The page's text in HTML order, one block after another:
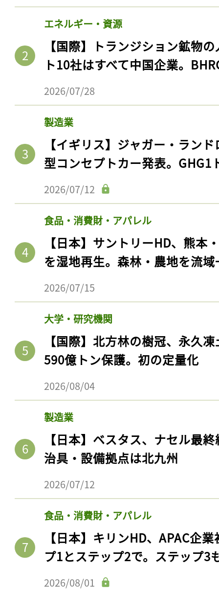
エネルギー・資源
【国際】トランジション鉱物
ト10社はすべて中国企業。
2026/07/28
製造業
【イギリス】ジャガー・ラン
型コンセプトカー発表。GHG1
2026/07/12
食品・消費財・アパレル
【日本】サントリーHD、熊本
を湿地再生。森林・農地を流
2026/07/15
大学・研究機関
【国際】北方林の樹冠、永久
590億トン保護。初の定量化
2026/08/04
製造業
【日本】ベスタス、ナセル最
治具・設備拠点は北九州
2026/07/12
食品・消費財・アパレル
【日本】キリンHD、APAC企
プ1とステップ2で。ステップ3
2026/08/01